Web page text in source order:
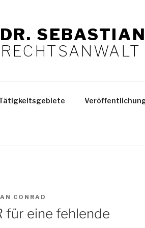
DR.
CONRAD
für eine fehlende